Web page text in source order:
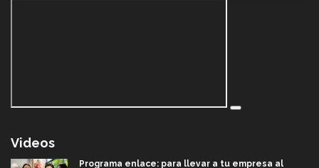
Videos
Programa enlace: para llevar a tu empresa al